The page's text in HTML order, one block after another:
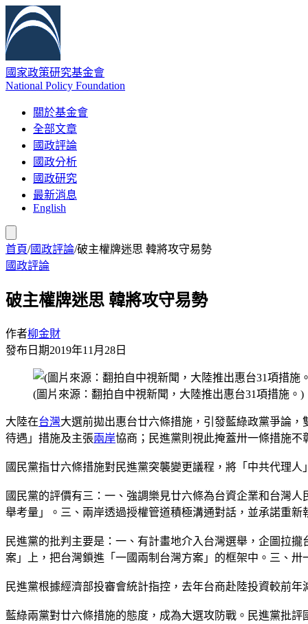
國家政策研究基金會
National Policy Foundation
關於基金會
全部文章
國政評論
國政分析
國政研究
最新消息
English
首頁/國政評論/破主權牌迷思 韓將攻守易勢
國政評論
破主權牌迷思 韓將攻守易勢
作者柳金財
發布日期2019年11月28日
(圖片來源：翻拍自中視新聞，大陸推出惠台31項措施。)
大陸在台灣大選前拋出惠台廿六條措施，引發藍綠政黨爭論
待遇」措施及主張兩岸協商；民進黨則視此掩蓋卅一條措施
國民黨指廿六條措施對民進黨突襲變更議程，將「中共代理
國民黨的評價有三：一、強調樂見廿六條為台資企業和台灣
舉考量」。三、兩岸透過授權管道積極溝通對話，並承諾重
民進黨的批判主要是：一、有計畫地介入台灣選舉，企圖拉
案」上，把台灣鎖進「一國兩制台灣方案」的框架中。三、
民進黨根據經濟部投審會統計指控，去年台商赴陸投資較前
藍綠兩黨對廿六條措施的態度，成為大選攻防戰。民進黨批